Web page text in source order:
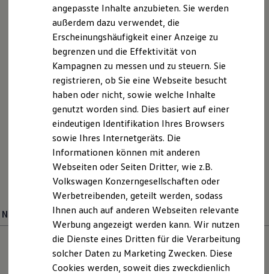
Software und Konnektivität
Die ID. Software 6
ID. Software Versionen und Updates
Digitale Extras
Schnittstellen zu Ihrem ID.
Hybridautos
Marke und Erlebnis
Volkswagen R und R Experience
R-Modelle
R Experience
Driving Experience
Volkswagen entdecken
Werkbesichtigung
Lifestyle Shop
T-Roc Kollektion
Golf Kollektion
ID. Kollektion
Volkswagen Kollektion
R-Kollektion
GTI Kollektion
Fußball Drop
we drive football
#wedriveproud
Besitzer und Service
Serviceanfrage stellen
Ihre Ansprechpartnerbei
Autohaus Dürkop Stralsund
E-Mail schreiben
+49 3831 26150
Neuwagenverkauf Verkauf
angepasste Inhalte anzubieten. Sie werden
außerdem dazu verwendet, die
Erscheinungshäufigkeit einer Anzeige zu
begrenzen und die Effektivität von
Kampagnen zu messen und zu steuern. Sie
registrieren, ob Sie eine Webseite besucht
haben oder nicht, sowie welche Inhalte
genutzt worden sind. Dies basiert auf einer
eindeutigen Identifikation Ihres Browsers
sowie Ihres Internetgeräts. Die
Informationen können mit anderen
Webseiten oder Seiten Dritter, wie z.B.
Volkswagen Konzerngesellschaften oder
Werbetreibenden, geteilt werden, sodass
Ihnen auch auf anderen Webseiten relevante
Werbung angezeigt werden kann. Wir nutzen
die Dienste eines Dritten für die Verarbeitung
solcher Daten zu Marketing Zwecken. Diese
Cookies werden, soweit dies zweckdienlich